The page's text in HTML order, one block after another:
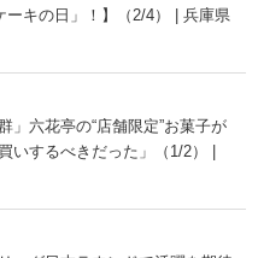
ーキの日」！】（2/4） | 兵庫県
」六花亭の“店舗限定”お菓子が
するべきだった」（1/2） |